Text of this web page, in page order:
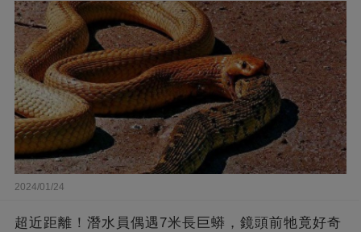
2024/01/24
超近距離！潛水員偶遇7米長巨蟒，鏡頭前牠竟好奇